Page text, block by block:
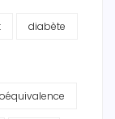
diabète